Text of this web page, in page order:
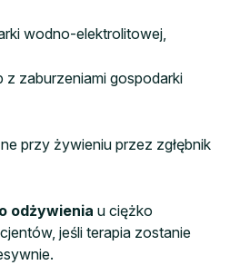
wodno-elektrolitowej,
z zaburzeniami gospodarki
przy żywieniu przez zgłębnik
odżywienia u ciężko
jeśli terapia zostanie